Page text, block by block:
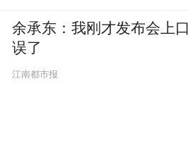
余承东：我刚才发布会上口
误了
江南都市报